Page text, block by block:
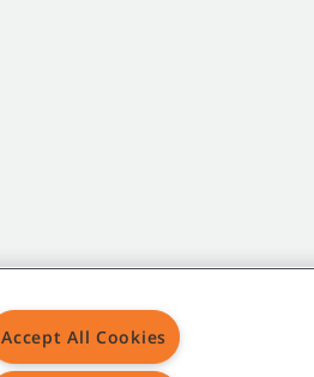
Accept All Cookies